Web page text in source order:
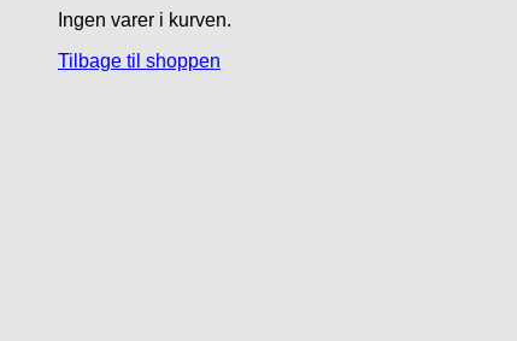
Ingen varer i kurven.
Tilbage til shoppen